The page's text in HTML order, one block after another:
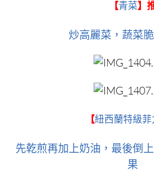
【青菜】
炒高麗菜，蔬菜
【紐西蘭特級菲
先乾煎再加上奶油，最後倒
果